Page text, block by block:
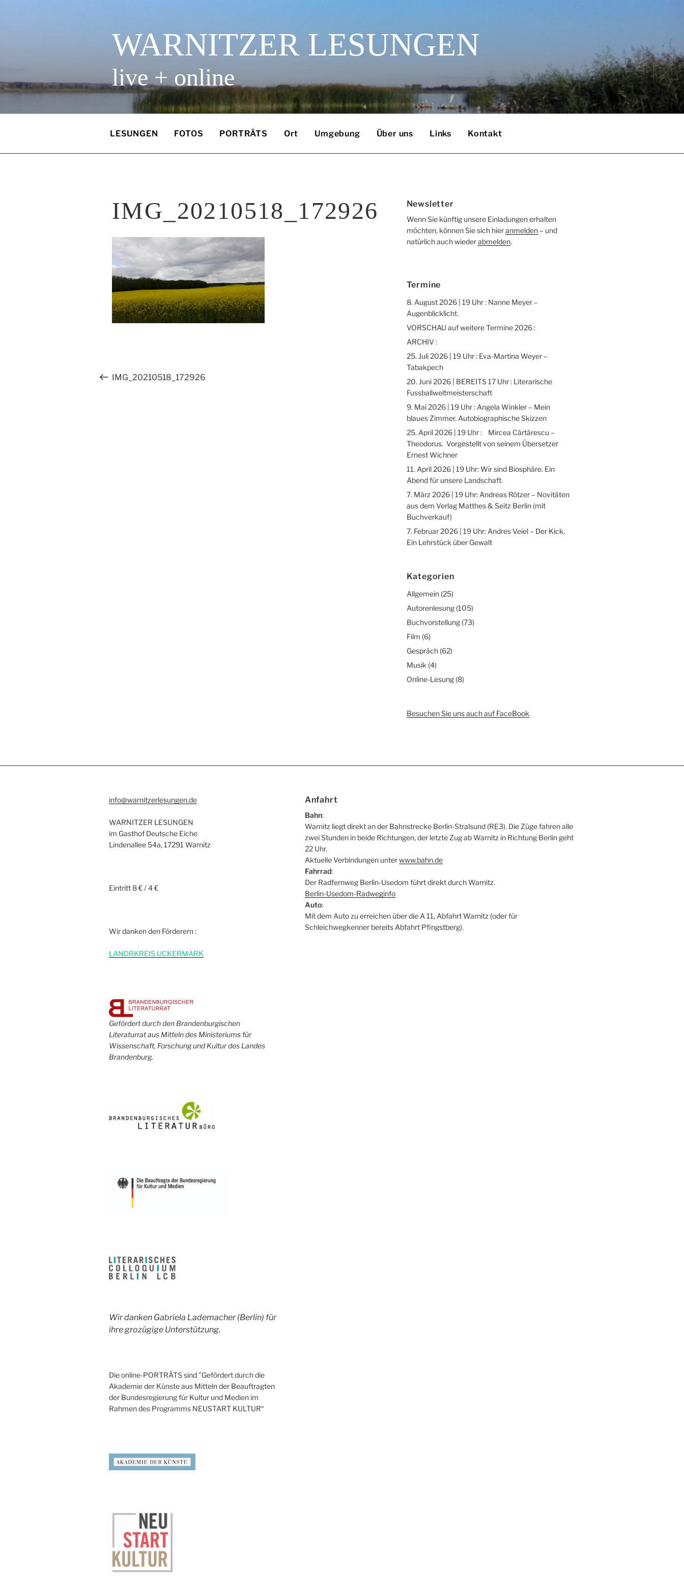
WARNITZER LESUNGEN
live + online
LESUNGEN FOTOS PORTRÄTS Ort Umgebung Über uns Links Kontakt
IMG_20210518_172926
Beitragsnavigation
Vorheriger
IMG_20210518_172926
Newsletter
Wenn Sie künftig unsere Einladungen erhalten
möchten, können Sie sich hieranmelden– und
natürlich auch wiederabmelden.
Termine
8. August 2026 | 19 Uhr : Nanne Meyer –
Augenblicklicht.
VORSCHAU auf weitere Termine 2026 :
ARCHIV :
25. Juli 2026 | 19 Uhr : Eva-Martina Weyer –
Tabakpech
20. Juni 2026 | BEREITS 17 Uhr : Literarische
Fussballweltmeisterschaft
9. Mai 2026 | 19 Uhr : Angela Winkler – Mein
blaues Zimmer. Autobiographische Skizzen
25. April 2026 | 19 Uhr : Mircea Cărtărescu –
Theodorus. Vorgestellt von seinem Übersetzer
Ernest Wichner
11. April 2026 | 19 Uhr: Wir sind Biosphäre. Ein
Abend für unsere Landschaft.
7. März 2026 | 19 Uhr: Andreas Rötzer – Novitäten
aus dem Verlag Matthes & Seitz Berlin (mit
Buchverkauf)
7. Februar 2026 | 19 Uhr: Andres Veiel – Der Kick.
Ein Lehrstück über Gewalt
Kategorien
Allgemein(25)
Autorenlesung(105)
Buchvorstellung(73)
Film (6)
Gespräch(62)
Musik (4)
Online-Lesung(8)
Besuchen Sie uns auch auf FaceBook
info@warnitzerlesungen.de
WARNITZER LESUNGEN
im Gasthof Deutsche Eiche
Lindenallee 54a, 17291 Warnitz
Eintritt 8 € / 4 €
Wir danken den Förderern :
L ANDRKREIS UCKERMARK
Gefördert durch den Brandenburgischen
Literaturrat aus Mitteln des Ministeriums für
Wissenschaft, Forschung und Kultur des Landes
Brandenburg.
Wir danken Gabriela Lademacher (Berlin) für
ihre grozügige Unterstützung.
Die online-PORTRÄTS sind "Gefördert durch die
Akademie der Künste aus Mitteln der Beauftragten
der Bundesregierung für Kultur und Medien im
Rahmen des Programms NEUSTART KULTUR“
Anfahrt
Bahn:
Warnitz liegt direkt an der Bahnstrecke Berlin-Stralsund (RE3). Die Züge fahren alle
zwei Stunden in beide Richtungen, der letzte Zug ab Warnitz in Richtung Berlin geht
22 Uhr.
Aktuelle Verbindungen unterwww.bahn.de
Fahrrad:
Der Radfernweg Berlin-Usedom führt direkt durch Warnitz.
Berlin-Usedom-Radweginfo
Auto:
Mit dem Auto zu erreichen über die A 11, Abfahrt Warnitz (oder für
Schleichwegkenner bereits Abfahrt Pfingstberg).